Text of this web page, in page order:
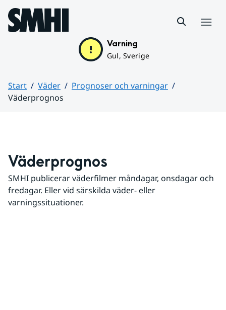
Hoppa till sidans innehåll
Varning
Gul, Sverige
Start Väder
Prognoser och varningar
Väderprognos
Väderprognos
SMHI publicerar väderfilmer måndagar, onsdagar och
fredagar. Eller vid särskilda väder- eller
varningssituationer.